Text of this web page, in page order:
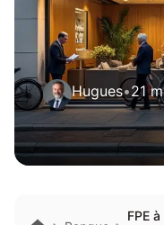
Hugues•21
FPE